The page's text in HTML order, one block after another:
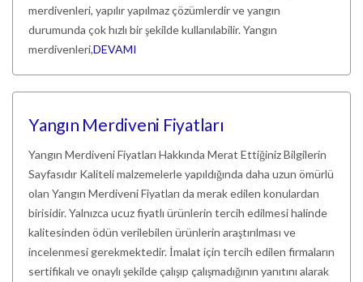
merdivenleri, yapılır yapılmaz çözümlerdir ve yangın
durumunda çok hızlı bir şekilde kullanılabilir. Yangın
merdivenleri,DEVAMI
Yangın Merdiveni Fiyatları
Yangın Merdiveni Fiyatları Hakkında Merat Ettiğiniz Bilgilerin
Sayfasıdır Kaliteli malzemelerle yapıldığında daha uzun ömürlü
olan Yangın Merdiveni Fiyatları da merak edilen konulardan
birisidir. Yalnızca ucuz fiyatlı ürünlerin tercih edilmesi halinde
kalitesinden ödün verilebilen ürünlerin araştırılması ve
incelenmesi gerekmektedir. İmalat için tercih edilen firmaların
sertifikalı ve onaylı şekilde çalışıp çalışmadığının yanıtını alarak